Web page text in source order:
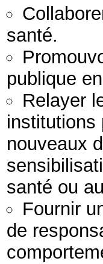
santé.
publique
Relayer
institutions
nouveaux
santé ou
Fournir
de